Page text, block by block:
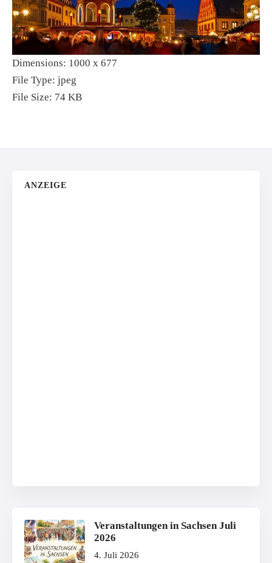
Dimensions: 1000 x 677
File Type: jpeg
File Size: 74 KB
ANZEIGE
Veranstaltungen in Sachsen Juli
2026
4. Juli 2026